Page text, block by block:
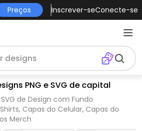
Preços Inscrever-seConecte-se
PNG e SVG de capital
de Design com Fundo
Capas do Celular, Capas do
Merch